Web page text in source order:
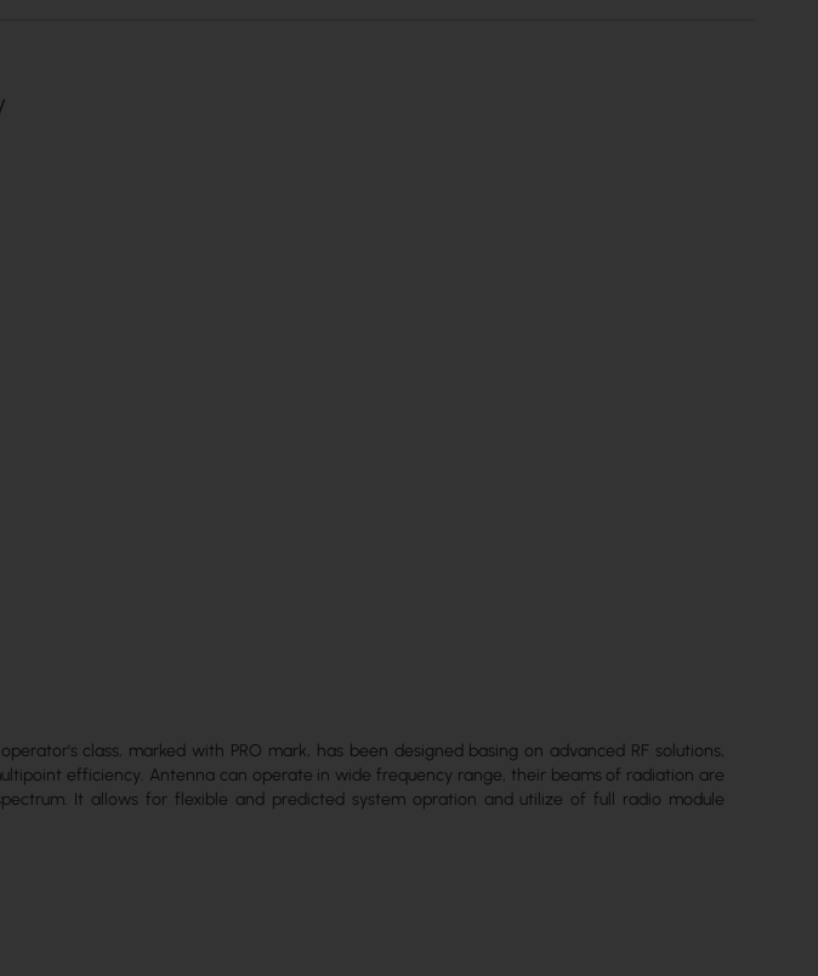
class, marked with PRO mark, has been designed basing on advanced RF solutions,
efficiency. Antenna can operate in wide frequency range, their beams of radiation are
It allows for flexible and predicted system opration and utilize of full radio module